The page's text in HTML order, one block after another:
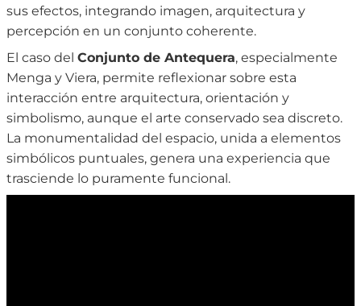
sus efectos, integrando imagen, arquitectura y
percepción en un conjunto coherente.
El caso del Conjunto de Antequera, especialmente
Menga y Viera, permite reflexionar sobre esta
interacción entre arquitectura, orientación y
simbolismo, aunque el arte conservado sea discreto.
La monumentalidad del espacio, unida a elementos
simbólicos puntuales, genera una experiencia que
trasciende lo puramente funcional.